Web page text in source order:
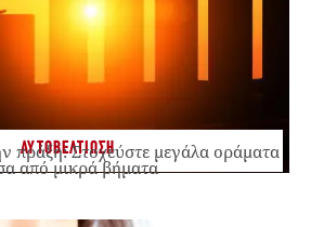
ΑΥΤΟΒΕΛΤΙΩΣΗ
πράξη: Στοχεύστε μεγάλα οράματα
από μικρά βήματα